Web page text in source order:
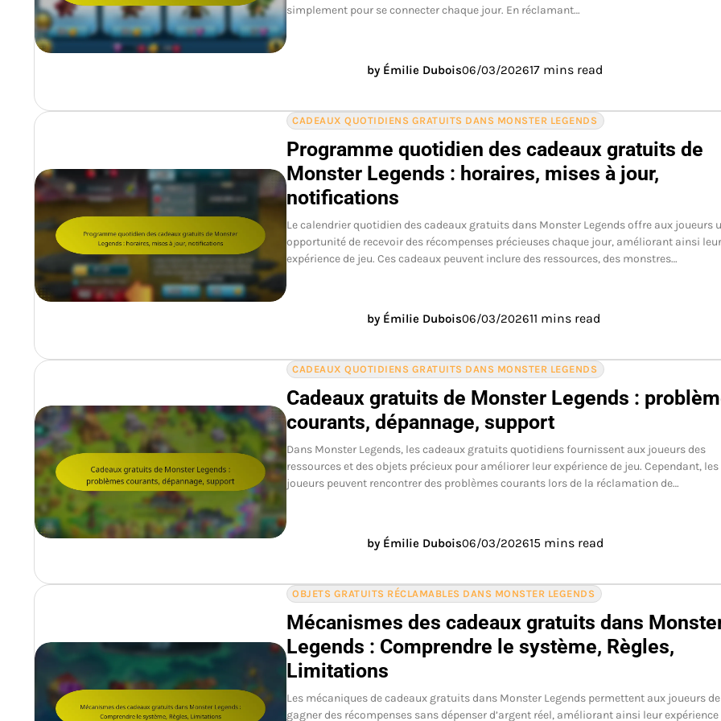
simplement pour se connecter chaque jour. En réclamant…
by Émilie Dubois06/03/202617 mins read
CADEAUX QUOTIDIENS GRATUITS DANS MONSTER LEGENDS
Programme quotidien des cadeaux gratuits de
Monster Legends : horaires, mises à jour,
notifications
Le calendrier quotidien des cadeaux gratuits dans Monster Legends offre aux joueurs
opportunité de recevoir des récompenses précieuses chaque jour, améliorant ainsi leur
expérience de jeu. Ces cadeaux peuvent inclure des ressources, des monstres…
by Émilie Dubois06/03/202611 mins read
CADEAUX QUOTIDIENS GRATUITS DANS MONSTER LEGENDS
Cadeaux gratuits de Monster Legends :
courants, dépannage, support
Dans Monster Legends, les cadeaux gratuits quotidiens fournissent aux joueurs des
ressources et des objets précieux pour améliorer leur expérience de jeu. Cependant, les
joueurs peuvent rencontrer des problèmes courants lors de la réclamation de…
by Émilie Dubois06/03/202615 mins read
OBJETS GRATUITS RÉCLAMABLES DANS MONSTER LEGENDS
Mécanismes des cadeaux gratuits dans
Legends : Comprendre le système, Règles,
Limitations
Les mécaniques de cadeaux gratuits dans Monster Legends permettent aux joueurs de
gagner des récompenses sans dépenser d’argent réel, améliorant ainsi leur expérience